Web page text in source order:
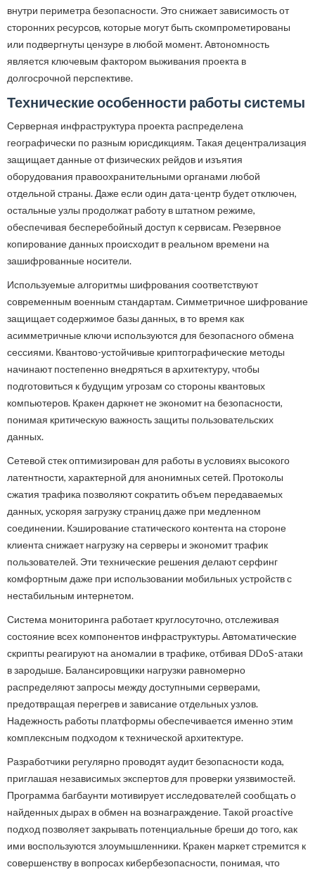
внутри периметра безопасности. Это снижает зависимость от
сторонних ресурсов, которые могут быть скомпрометированы
или подвергнуты цензуре в любой момент. Автономность
является ключевым фактором выживания проекта в
долгосрочной перспективе.
Технические особенности работы системы
Серверная инфраструктура проекта распределена
географически по разным юрисдикциям. Такая децентрализация
защищает данные от физических рейдов и изъятия
оборудования правоохранительными органами любой
отдельной страны. Даже если один дата-центр будет отключен,
остальные узлы продолжат работу в штатном режиме,
обеспечивая бесперебойный доступ к сервисам. Резервное
копирование данных происходит в реальном времени на
зашифрованные носители.
Используемые алгоритмы шифрования соответствуют
современным военным стандартам. Симметричное шифрование
защищает содержимое базы данных, в то время как
асимметричные ключи используются для безопасного обмена
сессиями. Квантово-устойчивые криптографические методы
начинают постепенно внедряться в архитектуру, чтобы
подготовиться к будущим угрозам со стороны квантовых
компьютеров. Кракен даркнет не экономит на безопасности,
понимая критическую важность защиты пользовательских
данных.
Сетевой стек оптимизирован для работы в условиях высокого
латентности, характерной для анонимных сетей. Протоколы
сжатия трафика позволяют сократить объем передаваемых
данных, ускоряя загрузку страниц даже при медленном
соединении. Кэширование статического контента на стороне
клиента снижает нагрузку на серверы и экономит трафик
пользователей. Эти технические решения делают серфинг
комфортным даже при использовании мобильных устройств с
нестабильным интернетом.
Система мониторинга работает круглосуточно, отслеживая
состояние всех компонентов инфраструктуры. Автоматические
скрипты реагируют на аномалии в трафике, отбивая DDoS-атаки
в зародыше. Балансировщики нагрузки равномерно
распределяют запросы между доступными серверами,
предотвращая перегрев и зависание отдельных узлов.
Надежность работы платформы обеспечивается именно этим
комплексным подходом к технической архитектуре.
Разработчики регулярно проводят аудит безопасности кода,
приглашая независимых экспертов для проверки уязвимостей.
Программа багбаунти мотивирует исследователей сообщать о
найденных дырах в обмен на вознаграждение. Такой proactive
подход позволяет закрывать потенциальные бреши до того, как
ими воспользуются злоумышленники. Кракен маркет стремится к
совершенству в вопросах кибербезопасности, понимая, что